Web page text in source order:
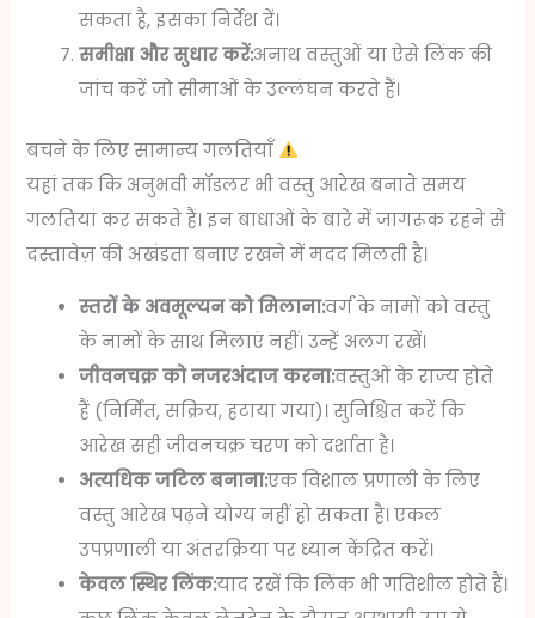
सकता है, इसका निर्देश दें।
समीक्षा और सुधार करें:अनाथ वस्तुओं या ऐसे लिंक की
जांच करें जो सीमाओं के उल्लंघन करते हैं।
बचने के लिए सामान्य गलतियाँ
यहां तक कि अनुभवी मॉडलर भी वस्तु आरेख बनाते समय
गलतियां कर सकते हैं। इन बाधाओं के बारे में जागरूक रहने से
दस्तावेज़ की अखंडता बनाए रखने में मदद मिलती है।
स्तरों के अवमूल्यन को मिलाना:वर्ग के नामों को वस्तु
के नामों के साथ मिलाएं नहीं। उन्हें अलग रखें।
जीवनचक्र को नजरअंदाज करना:वस्तुओं के राज्य होते
हैं (निर्मित, सक्रिय, हटाया गया)। सुनिश्चित करें कि
आरेख सही जीवनचक्र चरण को दर्शाता है।
अत्यधिक जटिल बनाना:एक विशाल प्रणाली के लिए
वस्तु आरेख पढ़ने योग्य नहीं हो सकता है। एकल
उपप्रणाली या अंतरक्रिया पर ध्यान केंद्रित करें।
केवल स्थिर लिंक:याद रखें कि लिंक भी गतिशील होते हैं।